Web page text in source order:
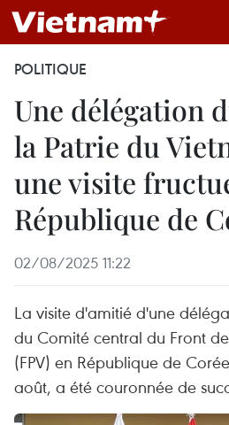
POLITIQUE
Une délégation
la Patrie du
une visite
République de
02/08/2025 11:22
La visite d'amitié d'une
du Comité central du Front
(FPV) en République de
août, a été couronnée de